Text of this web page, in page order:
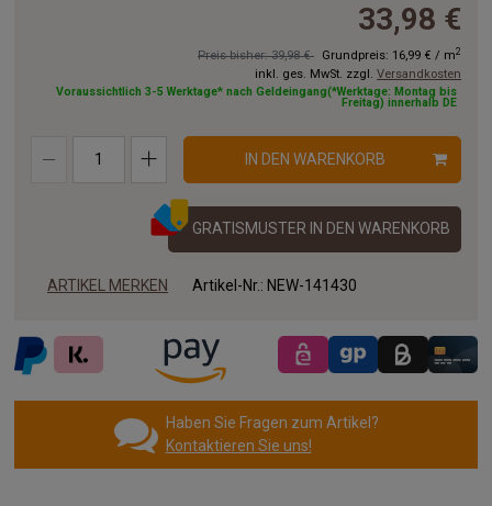
9.50 x 2.00 m
11.00x2.00 m 12.00x2.00 m
16.00x2.00 m 17.00x2.00 m 18.00x2.00 m
33,98 €
Preis bisher: 39,98 € Grundpreis: 16,99 € / m2
inkl. ges. MwSt. zzgl. Versandkosten
Voraussichtlich 3-5 Werktage* nach Geldeingang(*Werktage: Montag bis
Freitag) innerhalb DE
IN DEN WARENKORB
GRATISMUSTER IN DEN WARENKORB
ARTIKEL MERKEN Artikel-Nr.: NEW-141430
Haben Sie Fragen zum Artikel?
Kontaktieren Sie uns!